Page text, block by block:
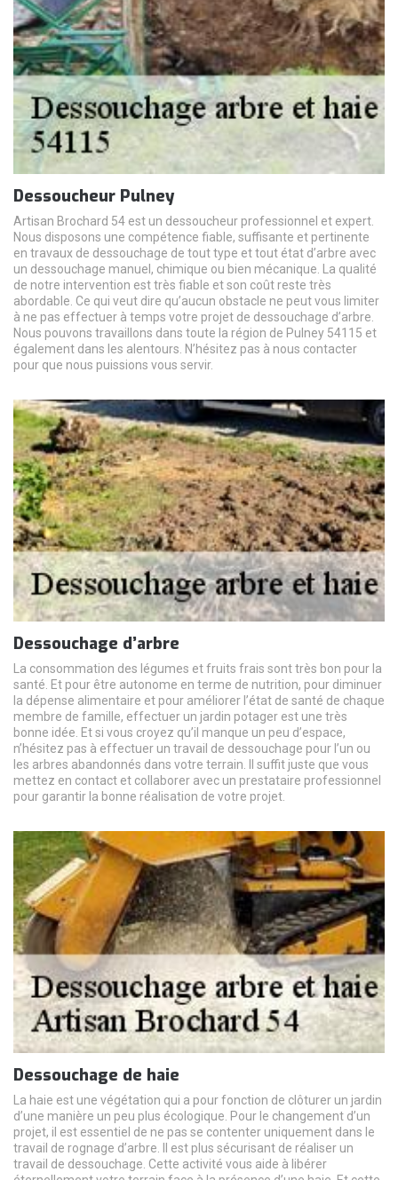
Dessoucheur Pulney
Artisan Brochard 54 est un dessoucheur professionnel et expert.
Nous disposons une compétence fiable, suffisante et pertinente
en travaux de dessouchage de tout type et tout état d’arbre avec
un dessouchage manuel, chimique ou bien mécanique. La qualité
de notre intervention est très fiable et son coût reste très
abordable. Ce qui veut dire qu’aucun obstacle ne peut vous limiter
à ne pas effectuer à temps votre projet de dessouchage d’arbre.
Nous pouvons travaillons dans toute la région de Pulney 54115 et
également dans les alentours. N’hésitez pas à nous contacter
pour que nous puissions vous servir.
Dessouchage d’arbre
La consommation des légumes et fruits frais sont très bon pour la
santé. Et pour être autonome en terme de nutrition, pour diminuer
la dépense alimentaire et pour améliorer l’état de santé de chaque
membre de famille, effectuer un jardin potager est une très
bonne idée. Et si vous croyez qu’il manque un peu d’espace,
n’hésitez pas à effectuer un travail de dessouchage pour l’un ou
les arbres abandonnés dans votre terrain. Il suffit juste que vous
mettez en contact et collaborer avec un prestataire professionnel
pour garantir la bonne réalisation de votre projet.
Dessouchage de haie
La haie est une végétation qui a pour fonction de clôturer un jardin
d’une manière un peu plus écologique. Pour le changement d’un
projet, il est essentiel de ne pas se contenter uniquement dans le
travail de rognage d’arbre. Il est plus sécurisant de réaliser un
travail de dessouchage. Cette activité vous aide à libérer